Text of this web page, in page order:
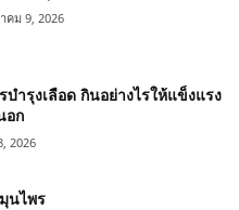
คม 9, 2026
ำรุงเลือด กินอย่างไรให้แข็งแรง
อก
2026
นไพร